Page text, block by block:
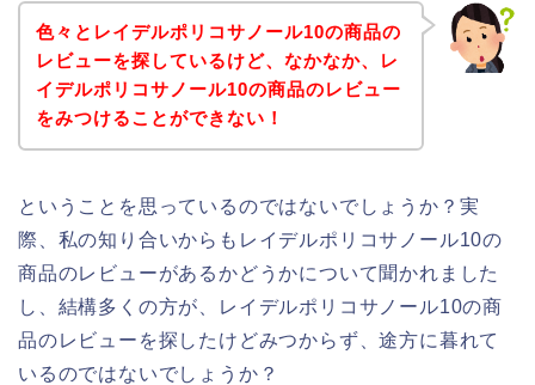
色々とレイデルポリコサノール10の商品の
レビューを探しているけど、なかなか、レ
イデルポリコサノール10の商品のレビュー
をみつけることができない！
ということを思っているのではないでしょうか？実
際、私の知り合いからもレイデルポリコサノール10の
商品のレビューがあるかどうかについて聞かれました
し、結構多くの方が、レイデルポリコサノール10の商
品のレビューを探したけどみつからず、途方に暮れて
いるのではないでしょうか？